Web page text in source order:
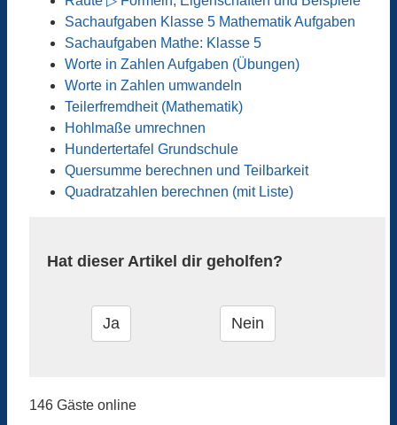
Sachaufgaben Klasse 5 Mathematik Aufgaben
Sachaufgaben Mathe: Klasse 5
Worte in Zahlen Aufgaben (Übungen)
Worte in Zahlen umwandeln
Teilerfremdheit (Mathematik)
Hohlmaße umrechnen
Hundertertafel Grundschule
Quersumme berechnen und Teilbarkeit
Quadratzahlen berechnen (mit Liste)
Hat dieser Artikel dir geholfen?
146 Gäste online